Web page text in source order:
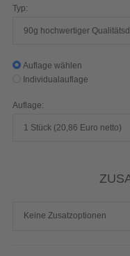
Typ:
90g hochwertiger
Auflage wählen
Individualauflage
Auflage:
1 Stück (20,86 Euro netto)
Keine Zusatzoptionen